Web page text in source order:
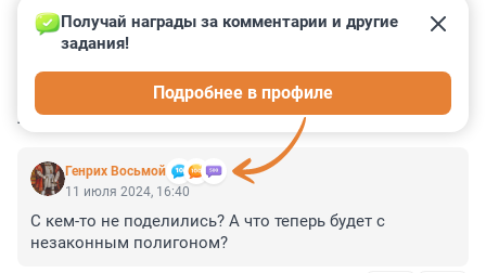
КОММЕНТАРИИ 4
Генрих Восьмой
Получай награды за комментарии и другие
задания!
Подробнее в профиле
11 июля 2024, 16:40
С кем-то не поделились? А что теперь будет с
незаконным полигоном?